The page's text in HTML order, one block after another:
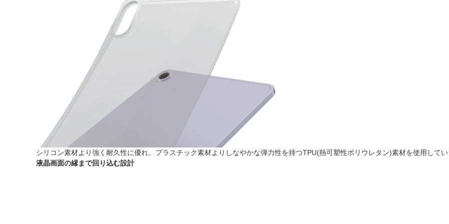
シリコン素材より強く耐久性に優れ、プラスチック素材よりしなやかな弾力性を持つTPU(熱可塑性ポリウレタン)素材を使用して
液晶画面の縁まで回り込む設計